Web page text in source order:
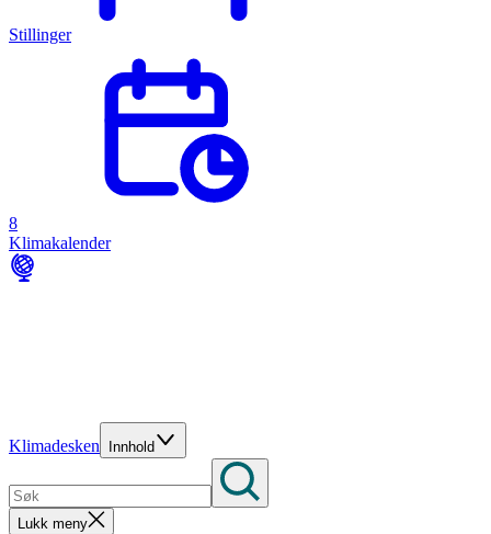
Stillinger
8
Klimakalender
Klimadesken Innhold
Lukk meny